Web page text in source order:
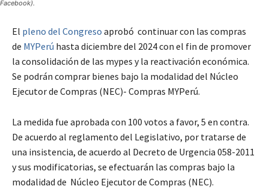
Facebook).
El pleno del Congreso aprobó continuar con las compras
de MYPerú hasta diciembre del 2024 con el fin de promover
la consolidación de las mypes y la reactivación económica.
Se podrán comprar bienes bajo la modalidad del Núcleo
Ejecutor de Compras (NEC)- Compras MYPerú.
La medida fue aprobada con 100 votos a favor, 5 en contra.
De acuerdo al reglamento del Legislativo, por tratarse de
una insistencia, de acuerdo al Decreto de Urgencia 058-2011
y sus modificatorias, se efectuarán las compras bajo la
modalidad de Núcleo Ejecutor de Compras (NEC).